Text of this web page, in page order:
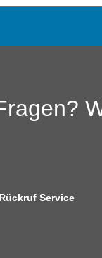
Rückruf Service